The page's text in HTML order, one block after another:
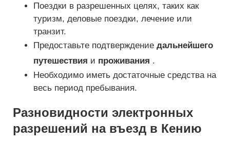
Поездки в разрешенных целях, таких как
туризм, деловые поездки, лечение или
транзит.
Предоставьте подтверждение дальнейшего
путешествия и проживания .
Необходимо иметь достаточные средства на
весь период пребывания.
Разновидности электронных
разрешений на въезд в Кению